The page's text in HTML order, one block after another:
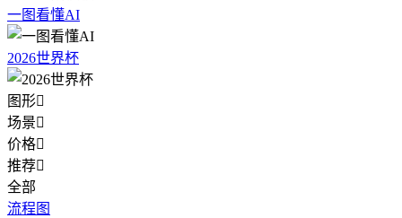
一图看懂AI
2026世界杯
图形
场景
价格
推荐
全部
流程图